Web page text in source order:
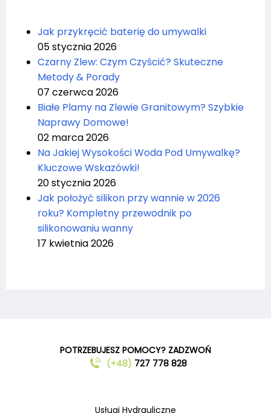
Jak przykręcić baterię do umywalki
05 stycznia 2026
Czarny Zlew: Czym Czyścić? Skuteczne
Metody & Porady
07 czerwca 2026
Białe Plamy na Zlewie Granitowym? Szybkie
Naprawy Domowe!
02 marca 2026
Na Jakiej Wysokości Woda Pod Umywalkę?
Kluczowe Wskazówki!
20 stycznia 2026
Jak położyć silikon przy wannie w 2026
roku? Kompletny przewodnik po
silikonowaniu wanny
17 kwietnia 2026
POTRZEBUJESZ POMOCY? ZADZWOŃ
(+48) 727 778 828
Usługi Hydrauliczne